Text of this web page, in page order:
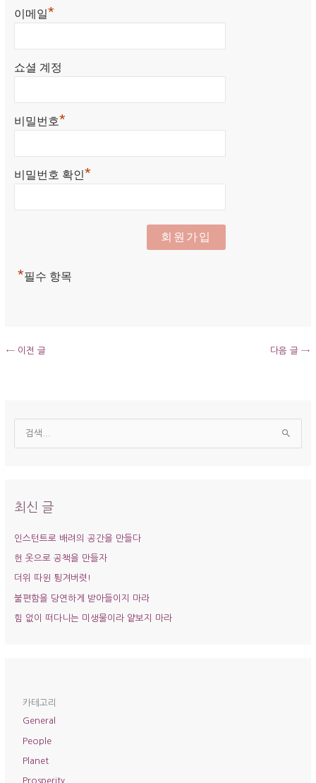
이메일*
쇼셜 계정
비밀번호*
비밀번호 확인*
*필수 항목
←이전 글 다음 글→
최신 글
인스턴트로 배려의 공간을 만들다
헌 옷으로 공책을 만들자
더위 따윈 튕겨버렷!
불편함을 당연하게 받아들이지 마라
힘 없이 떠다니는 미생물이라 얕보지 마라
카테고리
General
People
Planet
Prosperity